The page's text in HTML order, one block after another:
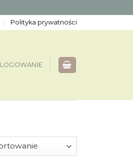
Polityka prywatności
LOGOWANIE